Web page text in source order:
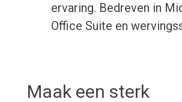
ervaring. Bedreven in
Office Suite en
Maak een sterk